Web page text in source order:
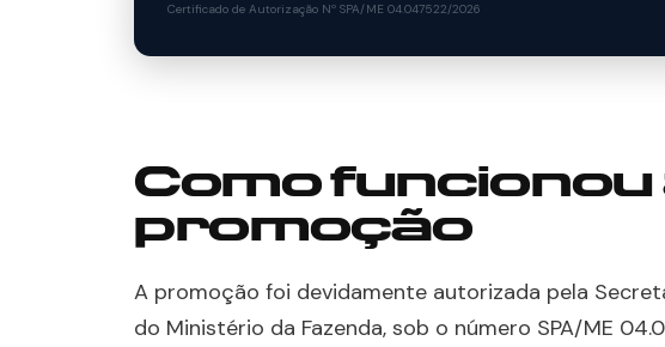
Certificado de Autorização Nº SPA/ME 04.047522/2026
Como funcionou
promoção
A promoção foi devidamente autorizada pela
do Ministério da Fazenda, sob o número SPA/ME